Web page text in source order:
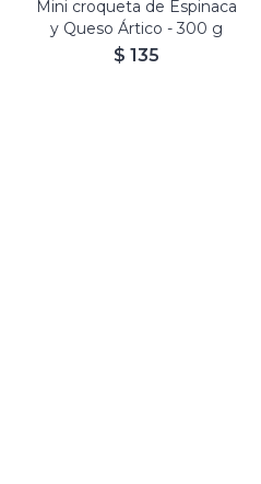
Mini croqueta de Espinaca
y Queso Ártico - 300 g
$ 135